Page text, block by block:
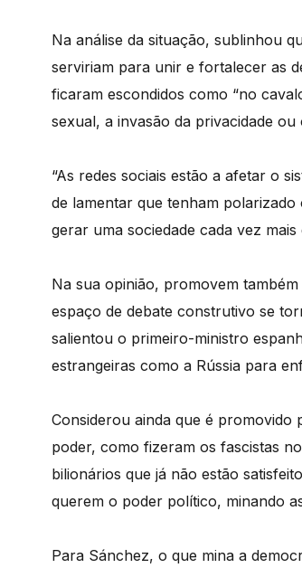
Na análise da situação, sublinhou
serviriam para unir e fortalecer as
ficaram escondidos como “no
sexual, a invasão da privacidade
“As redes sociais estão a afetar o
de lamentar que tenham
gerar uma sociedade cada vez
Na sua opinião, promovem
espaço de debate construtivo se
salientou o primeiro-ministro
estrangeiras como a Rússia para
Considerou ainda que é promovido
poder, como fizeram os fascistas
bilionários que já não estão
querem o poder político, minando
Para Sánchez, o que mina a